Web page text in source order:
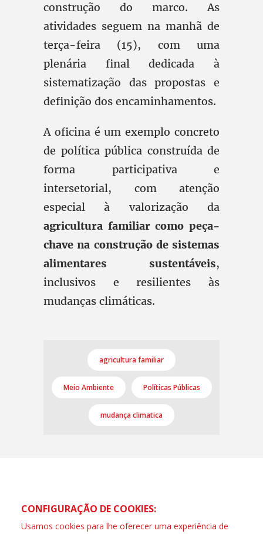
construção do marco. As
atividades seguem na manhã de
terça-feira (15), com uma
plenária final dedicada à
sistematização das propostas e
definição dos encaminhamentos.
A oficina é um exemplo concreto
de política pública construída de
forma participativa e
intersetorial, com atenção
especial à valorização da
agricultura familiar como peça-
chave na construção de sistemas
alimentares sustentáveis,
inclusivos e resilientes às
mudanças climáticas.
agricultura familiar
Meio Ambiente Políticas Públicas
mudança climatica
CONFIGURAÇÃO DE COOKIES:
Usamos cookies para lhe oferecer uma experiência de